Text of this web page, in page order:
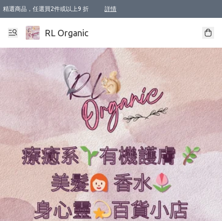
精選商品，任選買2件或以上9 折 詳情
XI周年優惠【新品自由選2件88折/3件85折】
XI周年優惠【Chakra 脈輪平衡自由選2件9折/3件85折/5件8折】
Florame 肌底自由選 2支9折 3支85折
XI周年優惠【蟲蟲退散 · 防衛結界﹞系列2件9折】
Sunki 任選2件95折
BIOFFICINA TOSCANA 任選2支9折 3支85折
Lamav 任選1件9折 2件85折
Mukti Organics 指定產品任選1件9折, 2件88折 3件85折
Intelligent Nutrients Skincare 任選2件9折
deodorant 任選2件88折
化妝品 任選2件95折
XI周年優惠【身心靈單品 任選2件9折/3件85折/5件8折】
XI周年優惠 【精油/香水 任選2件9折/3件85折/5件8折】
XI周年優惠【「關節到肌膚」全效養護 BODY OIL 組2件88折/3件85折】
XI周年優惠【夏日有機物理防曬套裝2件88折】
XI周年優惠【夏日潔面隨意選2件88折/3件85折】
XI周年優惠【逆齡奇蹟抗氧 11 自由選2件88折/3件85折/4件或以上8折】
新會員首次購物即享全單 95 折優惠！
成為VIP / VVIP 可享有生日月現金扣減獎賞優惠 !! 記得去賬户資料填上生日日期啦 !
選用順豐速運，滿$500 免運費
本地速遞 京東 送住宅/ 工商地址 $400 免運費
澳門訂單選用順豐速運，滿$800 免運費
RL Organic